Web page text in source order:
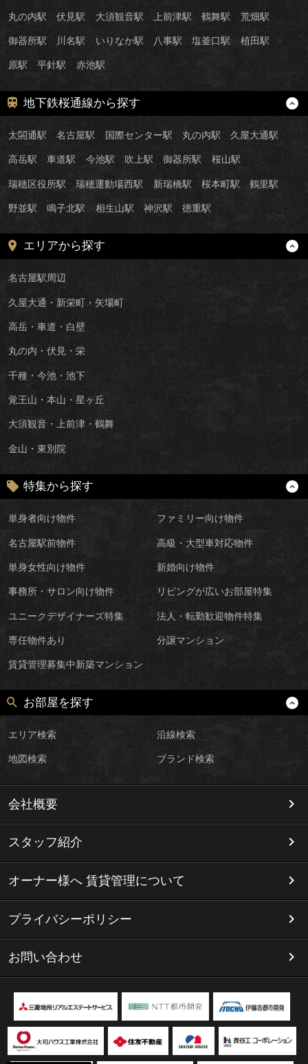
丸の内駅 伏見駅 大須観音駅 上前津駅 鶴舞駅 荒畑駅
御器所駅 川名駅 いりなか駅 八事駅 塩釜口駅 植田駅
原駅 平針駅 赤池駅
地下鉄桜通線から探す
太閤通駅 名古屋駅 国際センター駅 丸の内駅 久屋大通駅
高岳駅 車道駅 今池駅 吹上駅 御器所駅 桜山駅
瑞穂区役所駅 瑞穂運動場西駅 新瑞橋駅 桜本町駅 鶴里駅
野並駅 鳴子北駅 相生山駅 神沢駅 徳重駅
エリアから探す
名古屋駅周辺
久屋大通・新栄町・矢場町
高岳・車道・白壁
丸の内・伏見・栄
千種・今池・池下
覚王山・本山・星ヶ丘
大須観音・上前津・鶴舞
金山・東別院
特集から探す
単身者向け物件 ファミリー向け物件
名古屋駅前物件 高級・大型車対応物件
単身女性向け物件 新婚向け物件
事務所・サロン向け物件 リビングが広いお部屋特集
ユニークデザイナーズ特集 法人・転勤歓迎物件特集
専任物件あり 分譲マンション
賃貸管理募集中新築マンション
お部屋を探す
エリア検索 沿線検索
地図検索 ブランド検索
会社概要
スタッフ紹介
オーナー様へ 賃貸管理について
プライバシーポリシー
お問い合わせ